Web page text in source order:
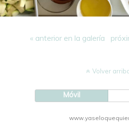
« anterior en la galería
Volver
Móvil